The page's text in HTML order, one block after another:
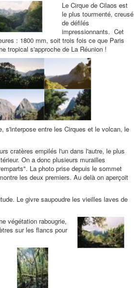
Le Cirque de Cilaos est
le plus tourmenté, creusé
de défilés
impressionnants. Cet
: 1800 mm, soit trois fois ce que Paris
tropical s'approche de La Réunion !
s'interpose entre les Cirques et le volcan, le
cratères empilés l'un dans l'autre, le plus
On a donc plusieurs murailles
La photo prise depuis le sommet
les deux premiers. Au delà on aperçoit
Le givre saupoudre les vieilles laves de
végétation rabougrie,
sur les flancs pour